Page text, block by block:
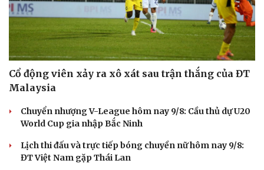
Sức khỏe
Dinh dưỡng - món ngon
Cây thuốc
Sản phụ khoa
Nhi khoa
Nam khoa
Làm đẹp - giảm cân
Phòng mạch online
Ăn sạch sống khỏe
Đời sống
Nhà đẹp
Cổ động viên xảy ra xô xát sau trận thắng của ĐT
Malaysia
Chuyển nhượng V-League hôm nay 9/8: Cầu thủ dự U20
World Cup gia nhập Bắc Ninh
Lịch thi đấu và trực tiếp bóng chuyền nữ hôm nay 9/8:
ĐT Việt Nam gặp Thái Lan